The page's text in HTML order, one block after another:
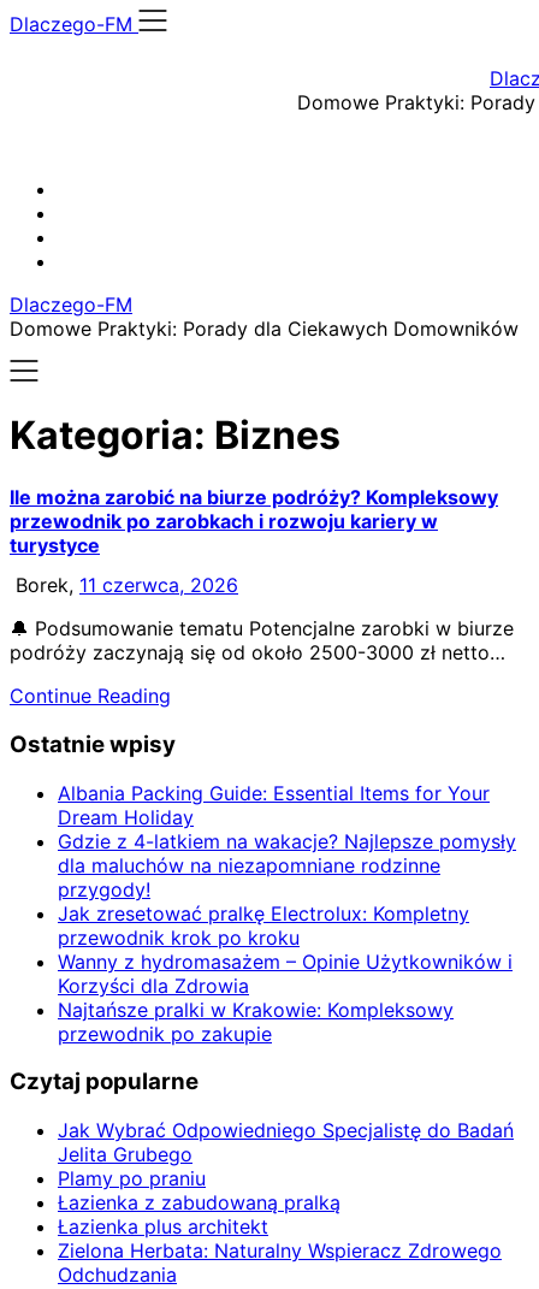
Skip
Dlaczego-FM
Domowe Praktyki:
Dlaczego-FM
Domowe Praktyki: Porady dla Ciekawych Domowników
Kategoria: Biznes
Ile można zarobić na biurze podróży? Kompleksowy
przewodnik po zarobkach i rozwoju kariery w
turystyce
Borek, 11 czerwca, 2026
🔔 Podsumowanie tematu Potencjalne zarobki w biurze
podróży zaczynają się od około 2500-3000 zł netto…
Continue Reading
Ostatnie wpisy
Albania Packing Guide: Essential Items for Your
Dream Holiday
Gdzie z 4-latkiem na wakacje? Najlepsze pomysły
dla maluchów na niezapomniane rodzinne
przygody!
Jak zresetować pralkę Electrolux: Kompletny
przewodnik krok po kroku
Wanny z hydromasażem – Opinie Użytkowników i
Korzyści dla Zdrowia
Najtańsze pralki w Krakowie: Kompleksowy
przewodnik po zakupie
Czytaj popularne
Jak Wybrać Odpowiedniego Specjalistę do Badań
Jelita Grubego
Plamy po praniu
Łazienka z zabudowaną pralką
Łazienka plus architekt
Zielona Herbata: Naturalny Wspieracz Zdrowego
Odchudzania